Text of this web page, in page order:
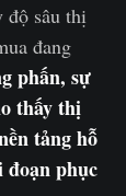
độ sâu thị
đang
phấn, sự
thấy thị
tảng hỗ
đoạn phục